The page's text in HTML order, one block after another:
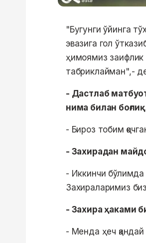
"Бугунги ўйинга
эвазига гол
ҳимоямиз заифлик
табриклайман",-
- Дастлаб
нима билан
- Бироз тобим
- Захирадан
- Иккинчи бўлимда
Захираларимиз
- Захира ҳаками
- Менда ҳеч қандай